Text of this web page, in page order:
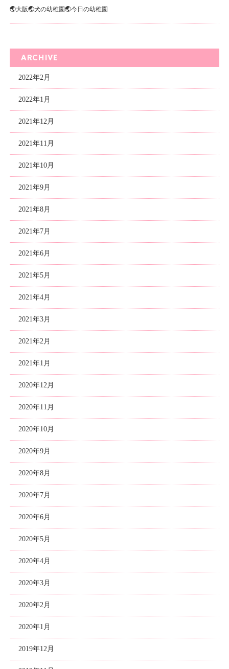
🌏大阪🌏犬の幼稚園🌏今日の幼稚園
ARCHIVE
2022年2月
2022年1月
2021年12月
2021年11月
2021年10月
2021年9月
2021年8月
2021年7月
2021年6月
2021年5月
2021年4月
2021年3月
2021年2月
2021年1月
2020年12月
2020年11月
2020年10月
2020年9月
2020年8月
2020年7月
2020年6月
2020年5月
2020年4月
2020年3月
2020年2月
2020年1月
2019年12月